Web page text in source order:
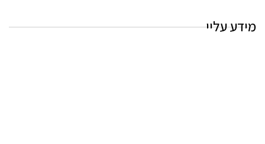
מידע עליי